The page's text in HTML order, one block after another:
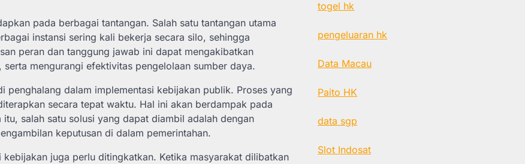
pada berbagai tantangan. Salah satu tantangan utama
instansi sering kali bekerja secara silo, sehingga
peran dan tanggung jawab ini dapat mengakibatkan
mengurangi efektivitas pengelolaan sumber daya.
dalam implementasi kebijakan publik. Proses yang
secara tepat waktu. Hal ini akan berdampak pada
salah satu solusi yang dapat diambil adalah dengan
keputusan di dalam pemerintahan.
juga perlu ditingkatkan. Ketika masyarakat dilibatkan
togel hk
pengeluaran hk
Data Macau
Paito HK
data sgp
Slot Indosat